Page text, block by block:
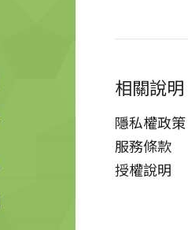
相關說明
隱私權政策
服務條款
授權說明